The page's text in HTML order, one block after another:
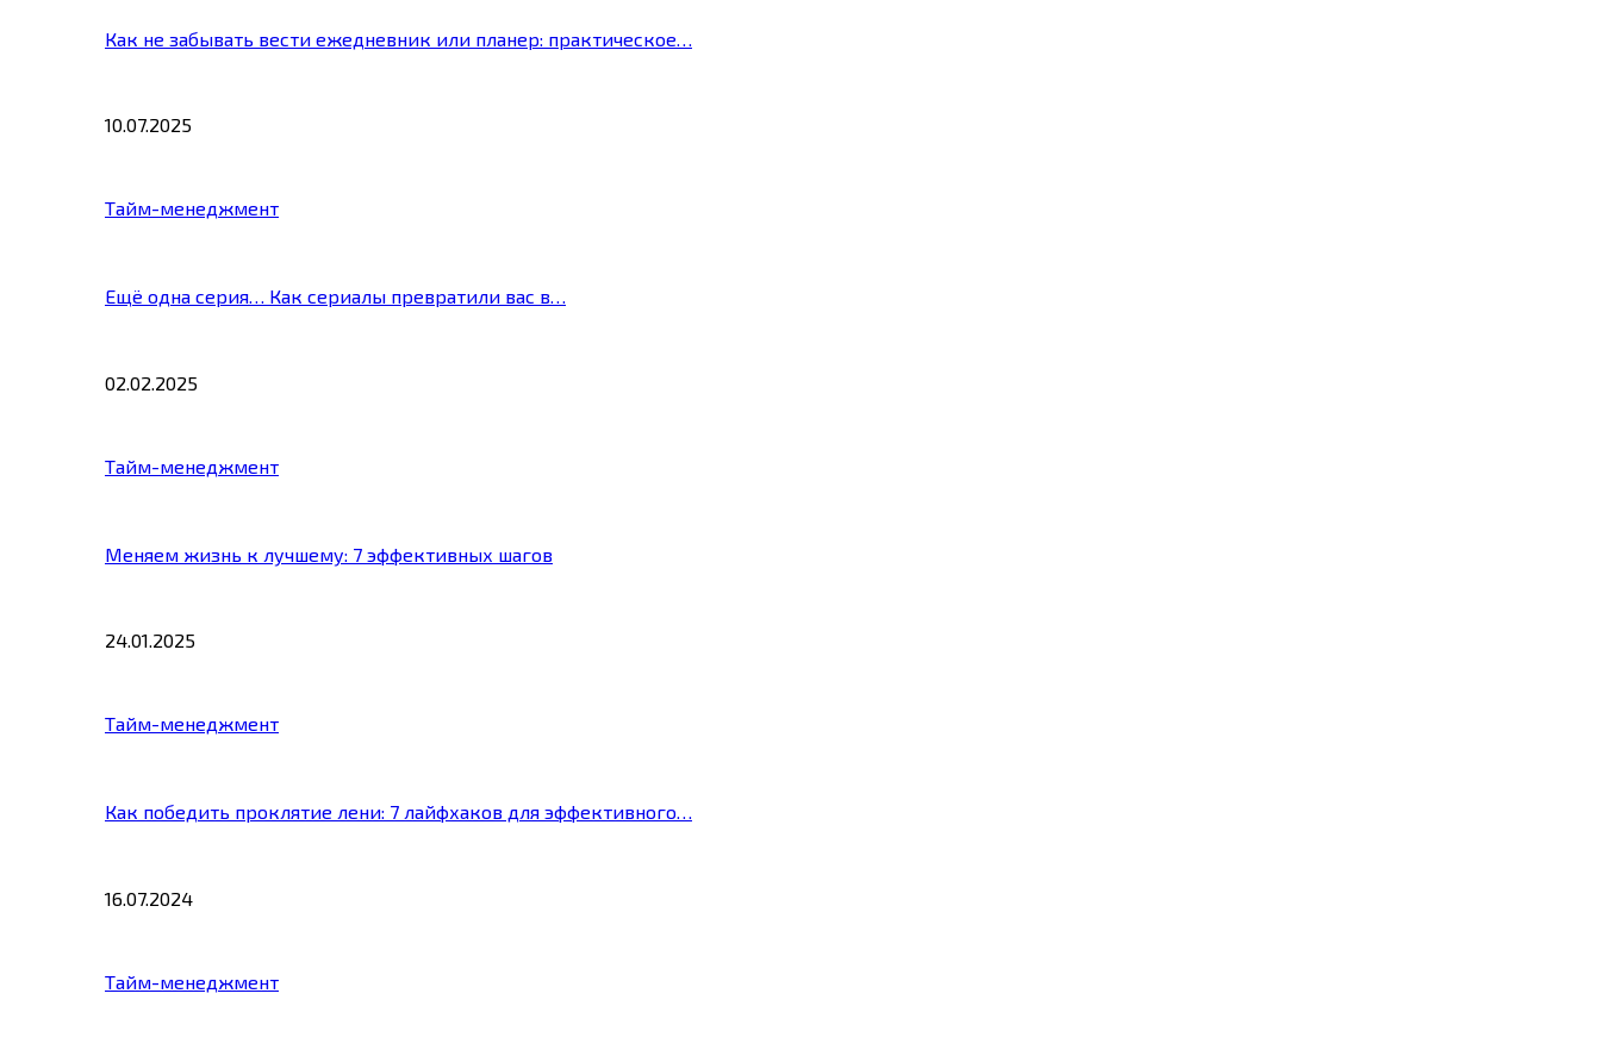
Как не забывать вести ежедневник или планер: практическое…
10.07.2025
Тайм-менеджмент
Ещё одна серия… Как сериалы превратили вас в…
02.02.2025
Тайм-менеджмент
Меняем жизнь к лучшему: 7 эффективных шагов
24.01.2025
Тайм-менеджмент
Как победить проклятие лени: 7 лайфхаков для эффективного…
16.07.2024
Тайм-менеджмент